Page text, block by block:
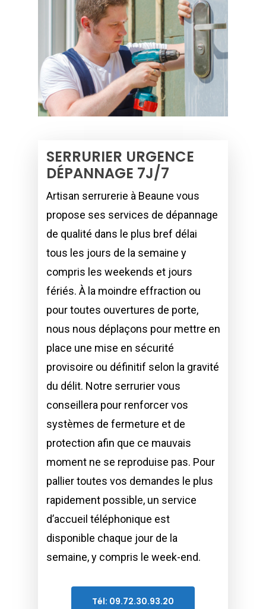
SERRURIER URGENCE
DÉPANNAGE 7J/7
Artisan serrurerie à Beaune vous
propose ses services de dépannage
de qualité dans le plus bref délai
tous les jours de la semaine y
compris les weekends et jours
fériés. À la moindre effraction ou
pour toutes ouvertures de porte,
nous nous déplaçons pour mettre en
place une mise en sécurité
provisoire ou définitif selon la gravité
du délit. Notre serrurier vous
conseillera pour renforcer vos
systèmes de fermeture et de
protection afin que ce mauvais
moment ne se reproduise pas. Pour
pallier toutes vos demandes le plus
rapidement possible, un service
d’accueil téléphonique est
disponible chaque jour de la
semaine, y compris le week-end.
Tél: 09.72.30.93.20